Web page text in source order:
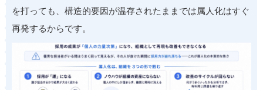
を打っても、構造的要因が温存されたままでは属人化はすぐ
再発するからです。